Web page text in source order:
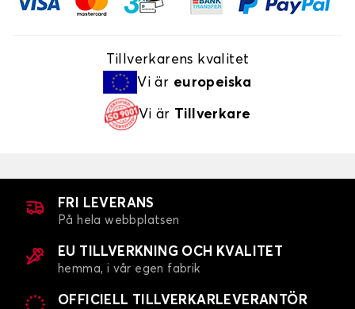
Tillverkarens kvalitet
Vi är europeiska
Vi är Tillverkare
FRI LEVERANS
På hela webbplatsen
EU TILLVERKNING OCH KVALITET
hemma, i vår egen fabrik
OFFICIELL TILLVERKARLEVERANTÖR